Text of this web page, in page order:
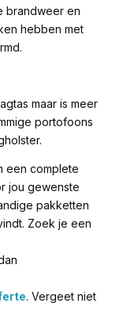
brandweer en
hebben met
maar is meer
portofoons
een complete
jou gewenste
pakketten
Zoek je een
. Vergeet niet